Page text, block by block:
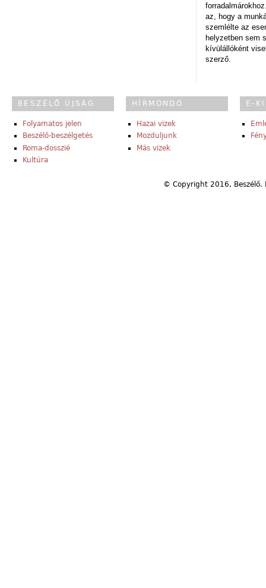
az, hogy a
szemlélte az
helyzetben sem
kívülállóként
szerző.
BESZÉLŐ ÚJSÁG
Folyamatos jelen
Beszélő-beszélgetés
Roma-dosszié
Kultúra
HÍRMONDÓ
Hazai vizek
Mozduljunk
Más vizek
E-
© Copyright 2016,